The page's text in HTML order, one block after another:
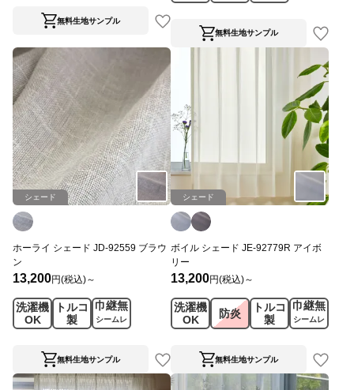
無料生地サンプル
ス
無料生地サンプル
シェード
ホーライ シェード JD-92559 ブラウ
ン
13,200円(税込)～
洗濯機
OK
トルコ
製
巾継無
シームレ
ス
無料生地サンプル
シェード
ボイル シェード JE-92779R アイボ
リー
13,200円(税込)～
洗濯機
OK
防炎
トルコ
製
巾継無
シームレ
ス
無料生地サンプル